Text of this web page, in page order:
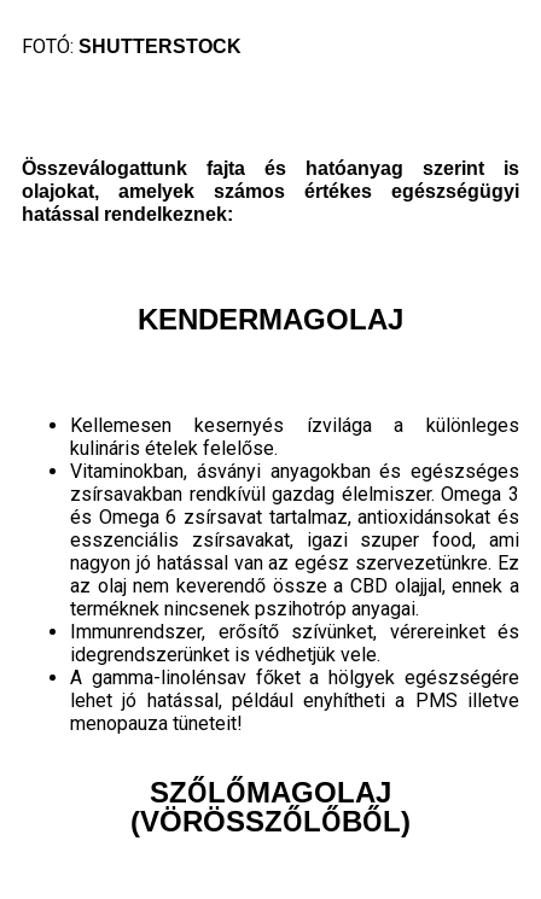
FOTÓ: SHUTTERSTOCK
Összeválogattunk fajta és hatóanyag szerint is
olajokat, amelyek számos értékes egészségügyi
hatással rendelkeznek:
KENDERMAGOLAJ
Kellemesen kesernyés ízvilága a különleges
kulináris ételek felelőse.
Vitaminokban, ásványi anyagokban és egészséges
zsírsavakban rendkívül gazdag élelmiszer. Omega 3
és Omega 6 zsírsavat tartalmaz, antioxidánsokat és
esszenciális zsírsavakat, igazi szuper food, ami
nagyon jó hatással van az egész szervezetünkre. Ez
az olaj nem keverendő össze a CBD olajjal, ennek a
terméknek nincsenek pszihotróp anyagai.
Immunrendszer, erősítő szívünket, vérereinket és
idegrendszerünket is védhetjük vele.
A gamma-linolénsav főket a hölgyek egészségére
lehet jó hatással, például enyhítheti a PMS illetve
menopauza tüneteit!
SZŐLŐMAGOLAJ
(VÖRÖSSZŐLŐBŐL)